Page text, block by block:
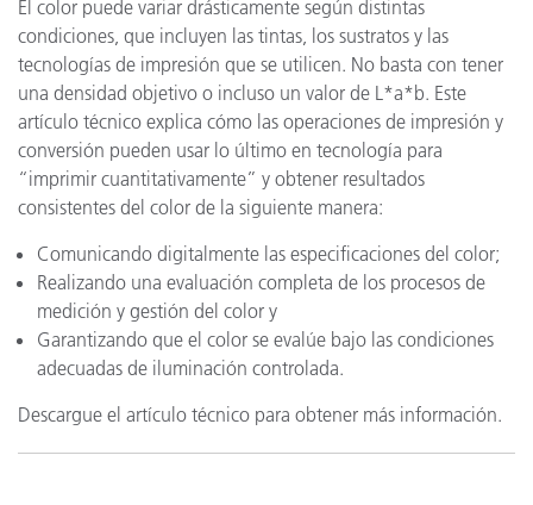
El color puede variar drásticamente según distintas
condiciones, que incluyen las tintas, los sustratos y las
tecnologías de impresión que se utilicen. No basta con tener
una densidad objetivo o incluso un valor de L*a*b. Este
artículo técnico explica cómo las operaciones de impresión y
conversión pueden usar lo último en tecnología para
“imprimir cuantitativamente” y obtener resultados
consistentes del color de la siguiente manera:
Comunicando digitalmente las especificaciones del color;
Realizando una evaluación completa de los procesos de
medición y gestión del color y
Garantizando que el color se evalúe bajo las condiciones
adecuadas de iluminación controlada.
Descargue el artículo técnico para obtener más información.